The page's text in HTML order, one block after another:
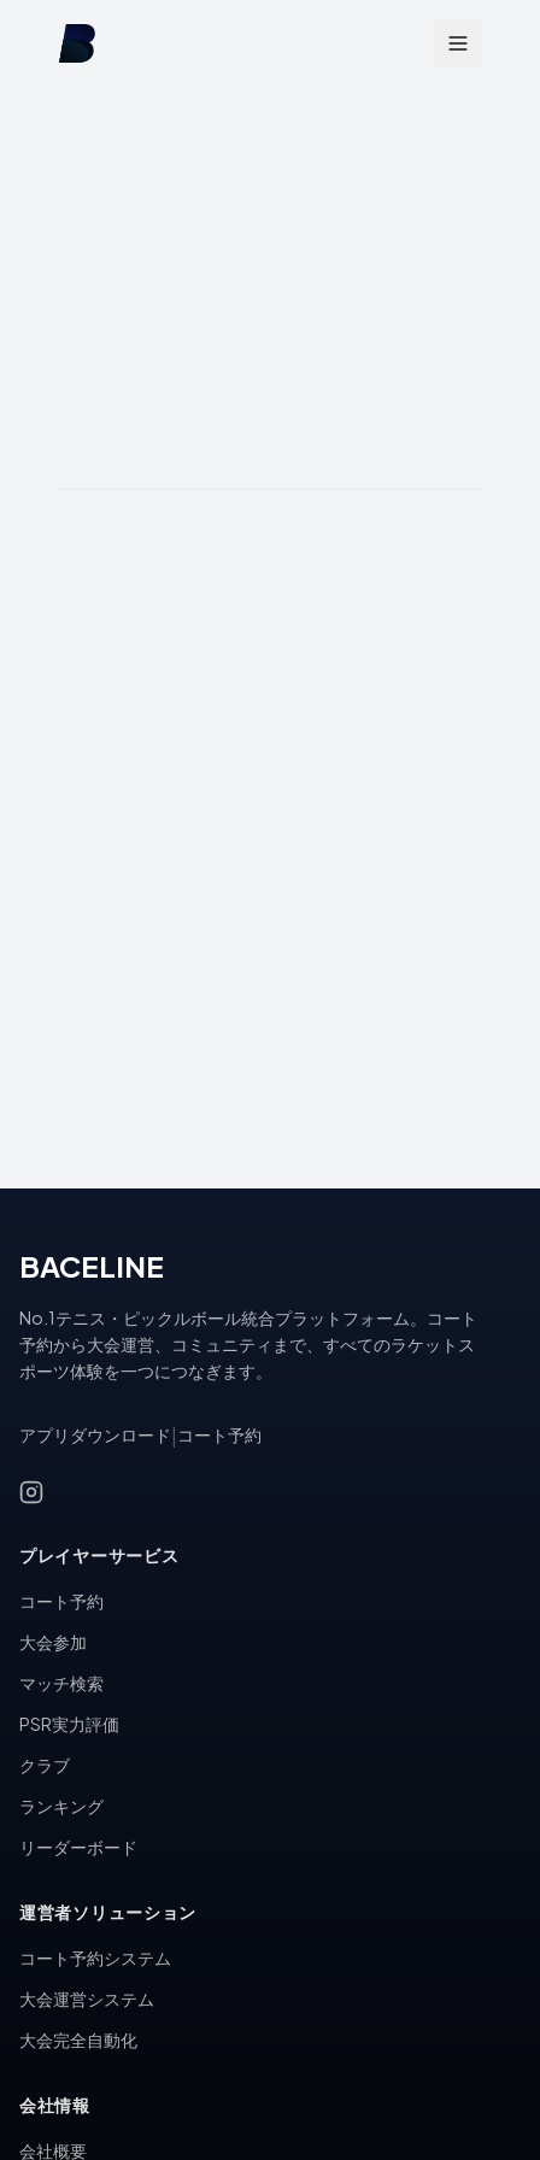
BACELINE
No.1テニス・ピックルボール統合プラットフォーム。コート
予約から大会運営、コミュニティまで、すべてのラケットス
ポーツ体験を一つにつなぎます。
アプリダウンロード コート予約
プレイヤーサービス
コート予約
大会参加
マッチ検索
PSR実力評価
クラブ
ランキング
リーダーボード
運営者ソリューション
コート予約システム
大会運営システム
大会完全自動化
会社情報
会社概要